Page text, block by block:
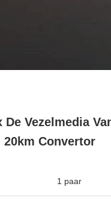
De Vezelmedia
20km Convertor
1 paar